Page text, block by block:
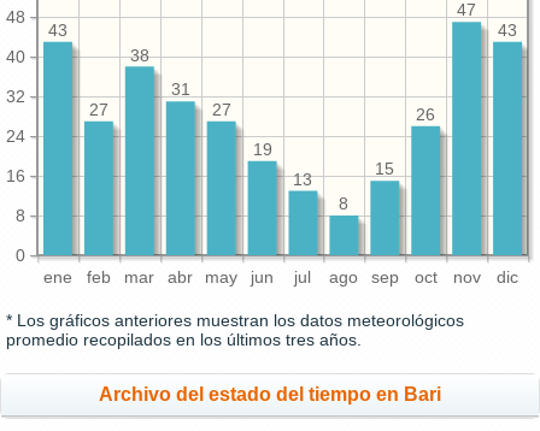
ene feb mar abr may jun jul ago sep oct nov dic
0
8
16
24
32
40
48
43
47
26
15
8
13
19
27
31
38
27
43
* Los gráficos anteriores muestran los datos meteorológicos
promedio recopilados en los últimos tres años.
Archivo del estado del tiempo en Bari